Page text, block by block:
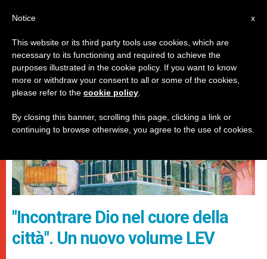
DICASTERI
"Incontrare Dio nel cuore della
città". Un nuovo volume LEV
x
Notice
This website or its third party tools use cookies, which are
necessary to its functioning and required to achieve the
purposes illustrated in the cookie policy. If you want to know
more or withdraw your consent to all or some of the cookies,
please refer to the cookie policy
By closing this banner, scrolling this page, clicking a link or
continuing to browse otherwise, you agree to the use of cookies.